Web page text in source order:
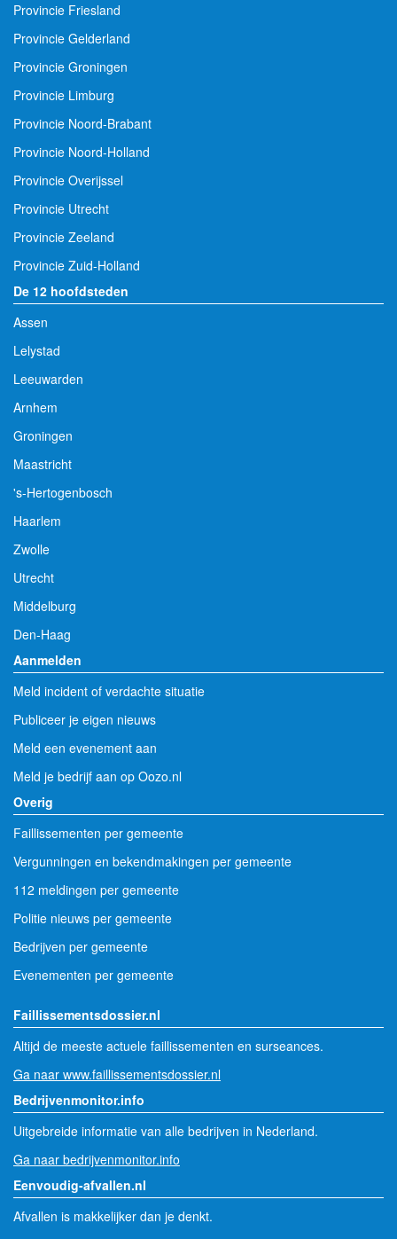
Provincie Friesland
Provincie Gelderland
Provincie Groningen
Provincie Limburg
Provincie Noord-Brabant
Provincie Noord-Holland
Provincie Overijssel
Provincie Utrecht
Provincie Zeeland
Provincie Zuid-Holland
De 12 hoofdsteden
Assen
Lelystad
Leeuwarden
Arnhem
Groningen
Maastricht
's-Hertogenbosch
Haarlem
Zwolle
Utrecht
Middelburg
Den-Haag
Aanmelden
Meld incident of verdachte situatie
Publiceer je eigen nieuws
Meld een evenement aan
Meld je bedrijf aan op Oozo.nl
Overig
Faillissementen per gemeente
Vergunningen en bekendmakingen per gemeente
112 meldingen per gemeente
Politie nieuws per gemeente
Bedrijven per gemeente
Evenementen per gemeente
Faillissementsdossier.nl
Altijd de meeste actuele faillissementen en surseances.
Ga naar www.faillissementsdossier.nl
Bedrijvenmonitor.info
Uitgebreide informatie van alle bedrijven in Nederland.
Ga naar bedrijvenmonitor.info
Eenvoudig-afvallen.nl
Afvallen is makkelijker dan je denkt.